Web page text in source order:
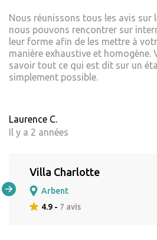
Nous réunissons tous les avis sur
nous pouvons rencontrer sur
leur forme afin de les mettre à
manière exhaustive et homogène.
savoir tout ce qui est dit sur un
simplement possible.
Laurence C.
Il y a 2 années
Villa Charlotte
Arbent
4.9 - 7 avis